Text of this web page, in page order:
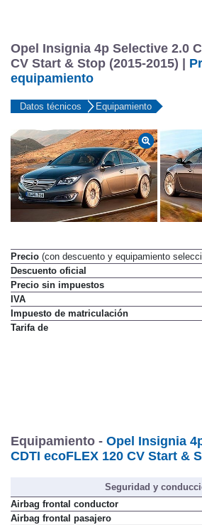
Opel Insignia 4p Selective 2.0
CV Start & Stop (2015-2015) |
equipamiento
Datos técnicos Equipamiento
Precio (con descuento y equipamiento
Descuento oficial
Precio sin impuestos
IVA
Impuesto de matriculación
Tarifa de
Equipamiento - Opel Insignia
CDTI ecoFLEX 120 CV Start &
Seguridad y
Airbag frontal conductor
Airbag frontal pasajero